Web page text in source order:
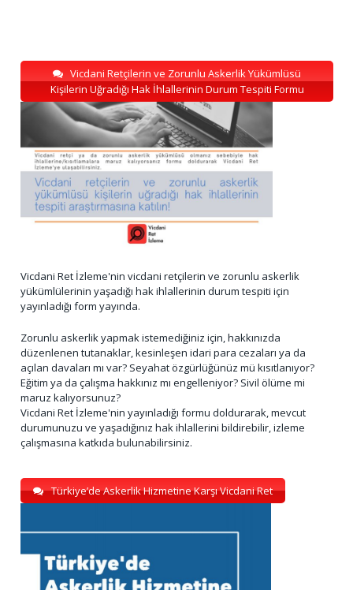
Vicdani Retçilerin ve Zorunlu Askerlik Yükümlüsü
Kişilerin Uğradığı Hak İhlallerinin Durum Tespiti Formu
Vicdani Ret İzleme'nin vicdani retçilerin ve zorunlu askerlik
yükümlülerinin yaşadığı hak ihlallerinin durum tespiti için
yayınladığı form yayında.
Zorunlu askerlik yapmak istemediğiniz için, hakkınızda
düzenlenen tutanaklar, kesinleşen idari para cezaları ya da
açılan davaları mı var? Seyahat özgürlüğünüz mü kısıtlanıyor?
Eğitim ya da çalışma hakkınız mı engelleniyor? Sivil ölüme mi
maruz kalıyorsunuz?
Vicdani Ret İzleme'nin yayınladığı formu doldurarak, mevcut
durumunuzu ve yaşadığınız hak ihlallerini bildirebilir, izleme
çalışmasına katkıda bulunabilirsiniz.
Türkiye’de Askerlik Hizmetine Karşı Vicdani Ret